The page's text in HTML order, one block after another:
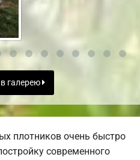
галерею
плотников очень быстро
современного